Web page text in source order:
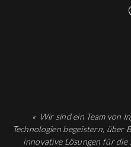
« Wir sind ein Team von
Technologien begeistern,
innovative Lösungen für